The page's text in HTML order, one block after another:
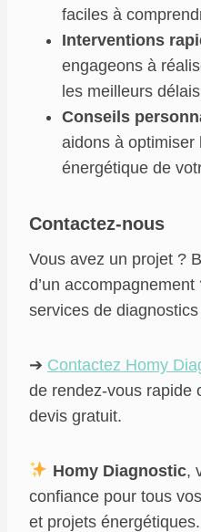
faciles à
Interventions
engageons à
les meilleurs
Conseils
aidons à optimiser
énergétique de
Contactez-nous
Vous avez un projet ?
d’un
services de
➔ Contactez Homy
de rendez-vous rapide
devis gratuit.
Homy Diagnostic,
confiance pour tous
et projets énergétiques.